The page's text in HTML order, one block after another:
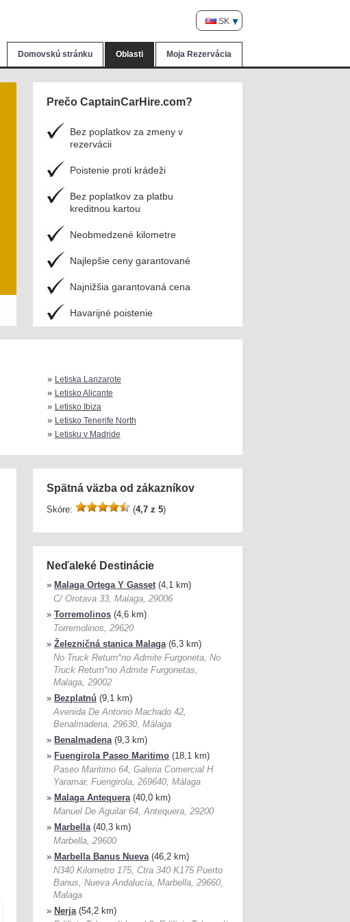
SK
Domovskú stránku Oblasti Moja Rezervácia
Prečo CaptainCarHire.com?
Bez poplatkov za zmeny v
rezervácii
Poistenie proti krádeži
Bez poplatkov za platbu
kreditnou kartou
Neobmedzené kilometre
Najlepšie ceny garantované
Najnižšia garantovaná cena
Havarijné poistenie
» Letiska Lanzarote
» Letisko Alicante
» Letisko Ibiza
» Letisko Tenerife North
» Letisku v Madride
Spätná väzba od zákazníkov
Skóre: (4,7 z 5)
Neďaleké Destinácie
» Malaga Ortega Y Gasset(4,1 km)
C/ Orotava 33, Malaga, 29006
» Torremolinos (4,6 km)
Torremolinos, 29620
» Železničná stanica Malaga(6,3 km)
No Truck Return*no Admite Furgoneta, No
Truck Return*no Admite Furgonetas,
Malaga, 29002
» Bezplatnú (9,1 km)
Avenida De Antonio Machado 42,
Benalmadena, 29630, Málaga
» Benalmadena(9,3 km)
» Fuengirola Paseo Maritimo (18,1 km)
Paseo Maritimo 64, Galeria Comercial H
Yaramar, Fuengirola, 269640, Málaga
» Malaga Antequera(40,0 km)
Manuel De Aguilar 64, Antequera, 29200
» Marbella(40,3 km)
Marbella, 29600
» Marbella Banus Nueva(46,2 km)
N340 Kilometro 175, Ctra 340 K175 Puerto
Banus, Nueva Andalucía, Marbella, 29660,
Malaga
» Nerja(54,2 km)